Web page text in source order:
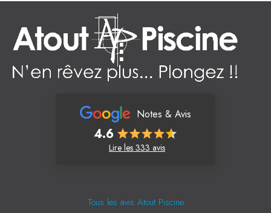
Notes & Avis
4.6
Lire les 333 avis
Tous les avis Atout Piscine